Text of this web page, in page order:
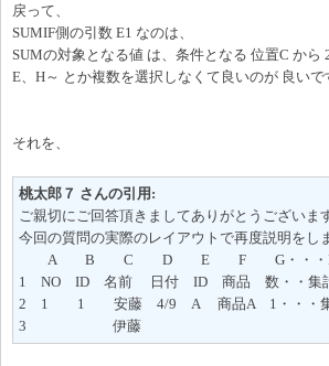
戻って、
SUMIF側の引数 E1 なのは、
SUMの対象となる値 は、条件となる 位置C か
E、H～ とか複数を選択しなくて良いのが 良いで
それを、
桃太郎７ さんの引用:
ご親切にご回答頂きましてありがとうございま
今回の質問の実際のレイアウトで再度説明をし
A B C D E F G・・・D,E,F,G,の
1 NO ID 名前 日付 ID 商品 数・・集計は
2 1 1 安藤 4/9 A 商品A 1・・・集計を
3 伊藤 ・・ID「A]の数